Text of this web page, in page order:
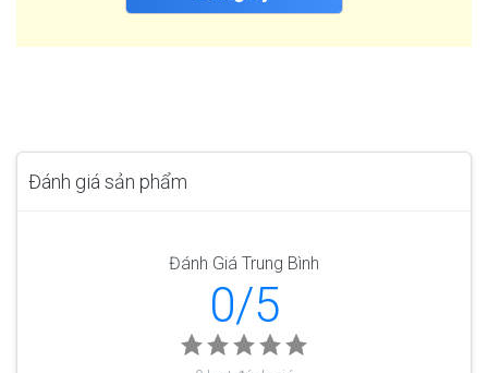
Đánh giá sản phẩm
Đánh Giá Trung Bình
0/5